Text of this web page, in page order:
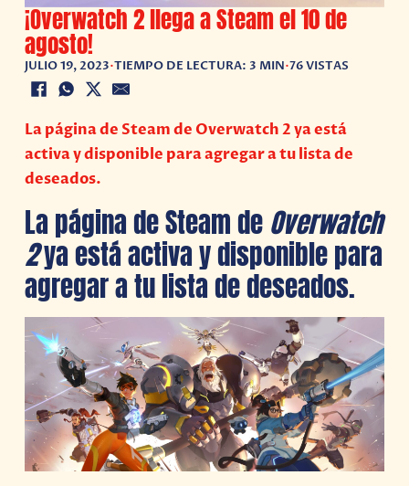
¡Overwatch 2 llega a Steam el 10 de
agosto!
JULIO 19, 2023•TIEMPO DE LECTURA: 3 MIN•76 VISTAS
La página de Steam de Overwatch 2 ya está
activa y disponible para agregar a tu lista de
deseados.
La página de Steam de Overwatch
2ya está activa y disponible para
agregar a tu lista de deseados.